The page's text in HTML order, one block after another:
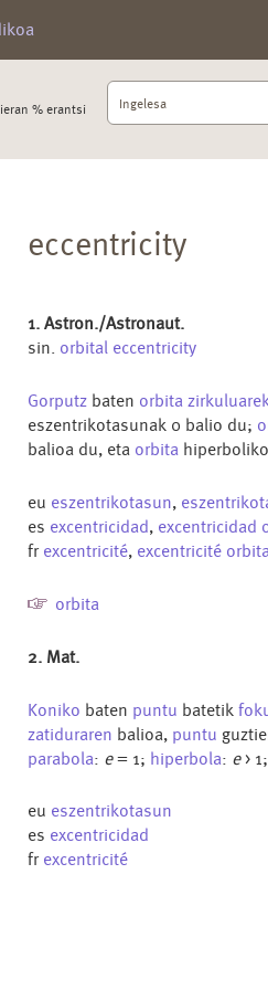
% erantsi Ingelesa
eccentricity
1. Astron./Astronaut.
sin. orbital eccentricity
Gorputz baten orbita
eszentrikotasunak 0 balio du;
balioa du, eta orbita
eu eszentrikotasun,
es excentricidad, excentricidad
fr excentricité, excentricité
orbita
2. Mat.
Koniko baten puntu batetik
zatiduraren balioa, puntu
parabola: e= 1; hiperbola: e> 1;
eu eszentrikotasun
es excentricidad
fr excentricité